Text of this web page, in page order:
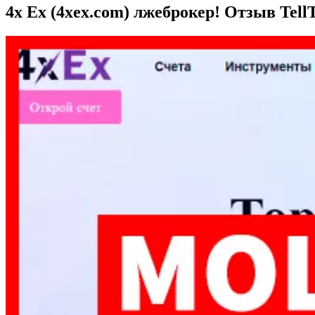
4x Ex (4xex.com) лжеброкер! Отзыв